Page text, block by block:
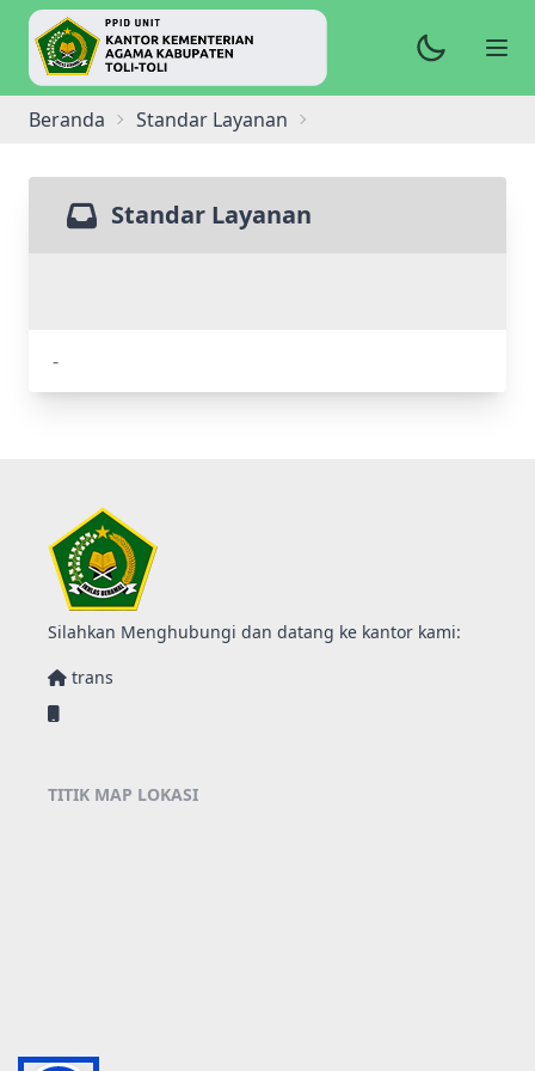
Beranda Standar Layanan
Standar Layanan
-
Silahkan Menghubungi dan datang ke kantor kami:
trans
TITIK MAP LOKASI